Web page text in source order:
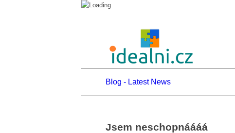
Blog - Latest News
Jsem neschopnáááá